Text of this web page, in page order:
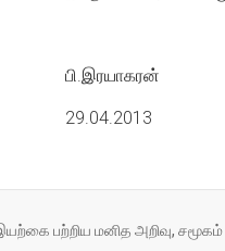
பி.இரயாகரன்
29.04.2013
பற்றிய மனித அறிவு, சமூகம்